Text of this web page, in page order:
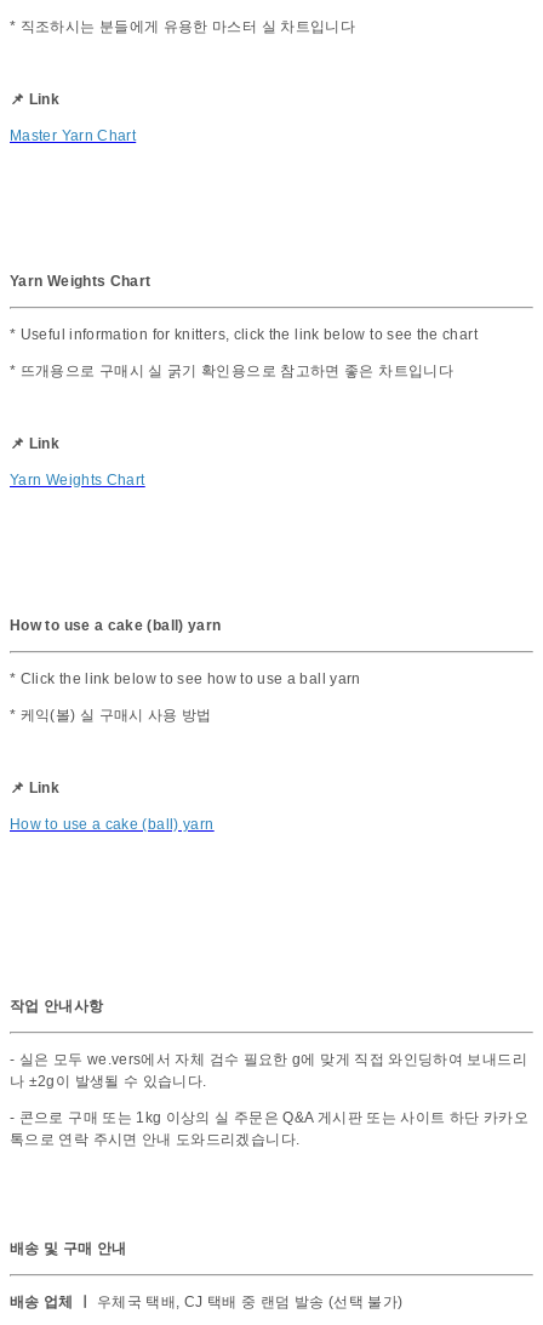
* 직조하시는 분들에게 유용한 마스터 실 차트입니다
📌 Link
Master Yarn Chart
Yarn Weights Chart
* Useful information for knitters, click the link below to see the chart
* 뜨개용으로 구매시 실 굵기 확인용으로 참고하면 좋은 차트입니다
📌 Link
Yarn Weights Chart
How to use a cake (ball) yarn
* Click the link below to see how to use a ball yarn
* 케익(볼) 실 구매시 사용 방법
📌 Link
How to use a cake (ball) yarn
작업 안내사항
- 실은 모두 we.vers에서 자체 검수 필요한 g에 맞게 직접 와인딩하여 보내드리
나 ±2g이 발생될 수 있습니다.
- 콘으로 구매 또는 1kg 이상의 실 주문은 Q&A 게시판 또는 사이트 하단 카카오
톡으로 연락 주시면 안내 도와드리겠습니다.
배송 및 구매 안내
배송 업체 ㅣ 우체국 택배, CJ 택배 중 랜덤 발송 (선택 불가)